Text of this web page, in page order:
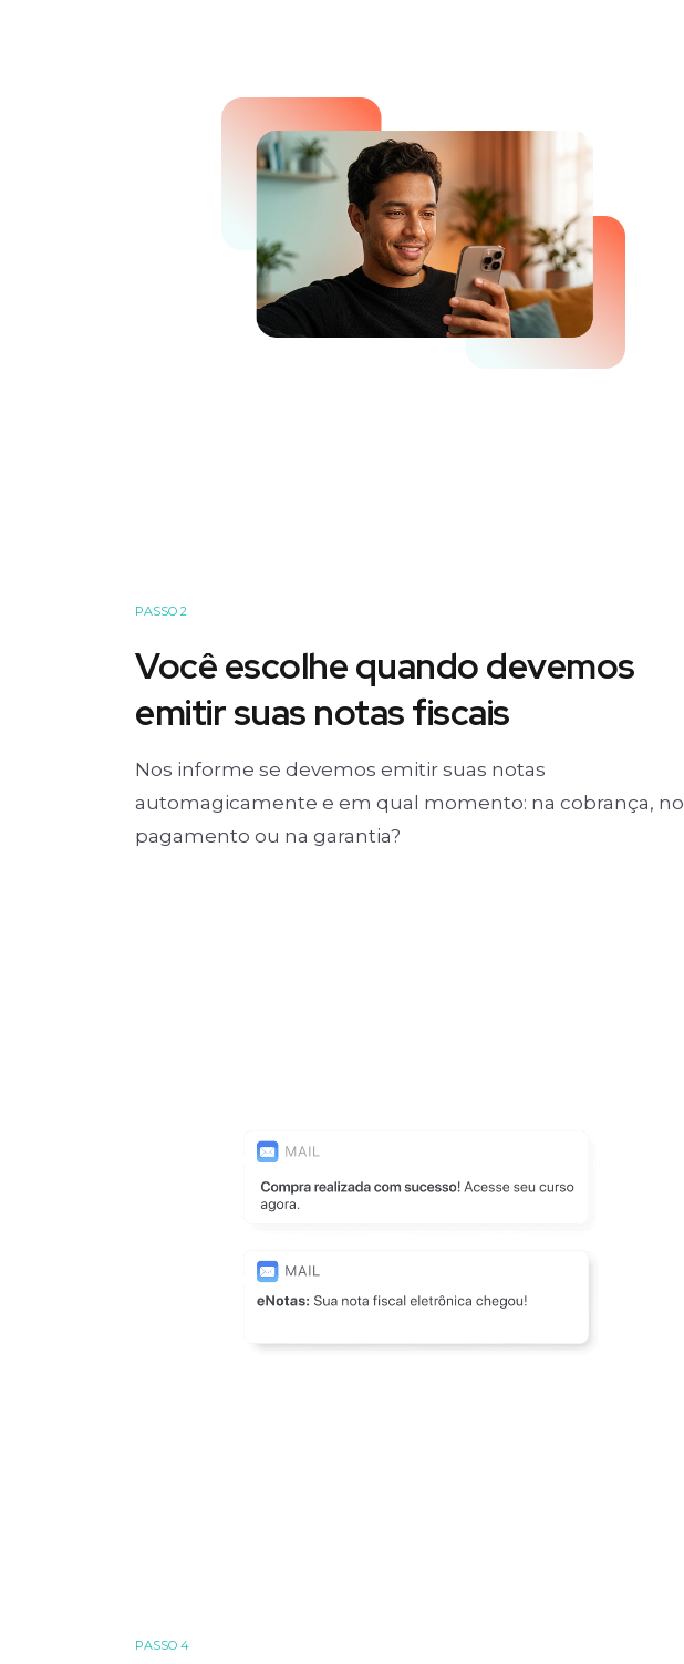
PASSO 2
Você escolhe quando devemos
emitir suas notas fiscais
Nos informe se devemos emitir suas notas
automagicamente e em qual momento: na cobrança, no
pagamento ou na garantia?
PASSO 4